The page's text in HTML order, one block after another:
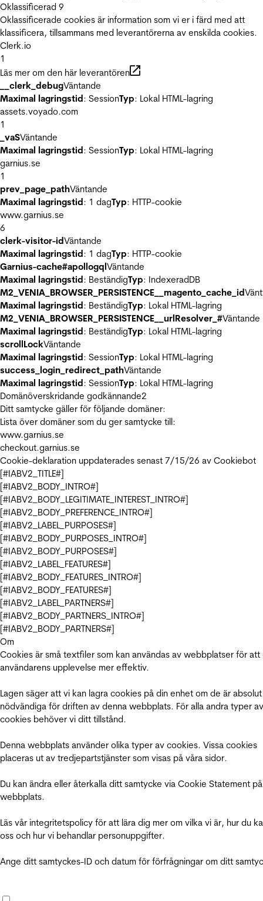
Oklassificerad 9
Oklassificerade cookies är information som vi er i färd med att
klassificera, tillsammans med leverantörerna av enskilda cookies.
Clerk.io
1
Läs mer om den här leverantören
__clerk_debugVäntande
Maximal lagringstid: SessionTyp: Lokal HTML-lagring
assets.voyado.com
1
_vaSVäntande
Maximal lagringstid: SessionTyp: Lokal HTML-lagring
garnius.se
1
prev_page_pathVäntande
Maximal lagringstid: 1 dagTyp: HTTP-cookie
www.garnius.se
6
clerk-visitor-idVäntande
Maximal lagringstid: 1 dagTyp: HTTP-cookie
Garnius-cache#apollogqlVäntande
Maximal lagringstid: BeständigTyp: IndexeradDB
M2_VENIA_BROWSER_PERSISTENCE__magento_cache_id
Maximal lagringstid: BeständigTyp: Lokal HTML-lagring
M2_VENIA_BROWSER_PERSISTENCE__urlResolver_#Väntande
Maximal lagringstid: BeständigTyp: Lokal HTML-lagring
scrollLockVäntande
Maximal lagringstid: SessionTyp: Lokal HTML-lagring
success_login_redirect_pathVäntande
Maximal lagringstid: SessionTyp: Lokal HTML-lagring
Domänöverskridande godkännande2
Ditt samtycke gäller för följande domäner:
Lista över domäner som du ger samtycke till:
www.garnius.se
checkout.garnius.se
Cookie-deklaration uppdaterades senast 7/15/26 av Cookiebot
[#IABV2_TITLE#]
[#IABV2_BODY_INTRO#]
[#IABV2_BODY_LEGITIMATE_INTEREST_INTRO#]
[#IABV2_BODY_PREFERENCE_INTRO#]
[#IABV2_LABEL_PURPOSES#]
[#IABV2_BODY_PURPOSES_INTRO#]
[#IABV2_BODY_PURPOSES#]
[#IABV2_LABEL_FEATURES#]
[#IABV2_BODY_FEATURES_INTRO#]
[#IABV2_BODY_FEATURES#]
[#IABV2_LABEL_PARTNERS#]
[#IABV2_BODY_PARTNERS_INTRO#]
[#IABV2_BODY_PARTNERS#]
Om
Cookies är små textfiler som kan användas av webbplatser för att
användarens upplevelse mer effektiv.
Lagen säger att vi kan lagra cookies på din enhet om de är absolut
nödvändiga för driften av denna webbplats. För alla andra typer av
cookies behöver vi ditt tillstånd.
Denna webbplats använder olika typer av cookies. Vissa cookies
placeras ut av tredjepartstjänster som visas på våra sidor.
Du kan ändra eller återkalla ditt samtycke via Cookie Statement
webbplats.
Läs vår integritetspolicy för att lära dig mer om vilka vi är, hur du
oss och hur vi behandlar personuppgifter.
Ange ditt samtyckes-ID och datum för förfrågningar om ditt